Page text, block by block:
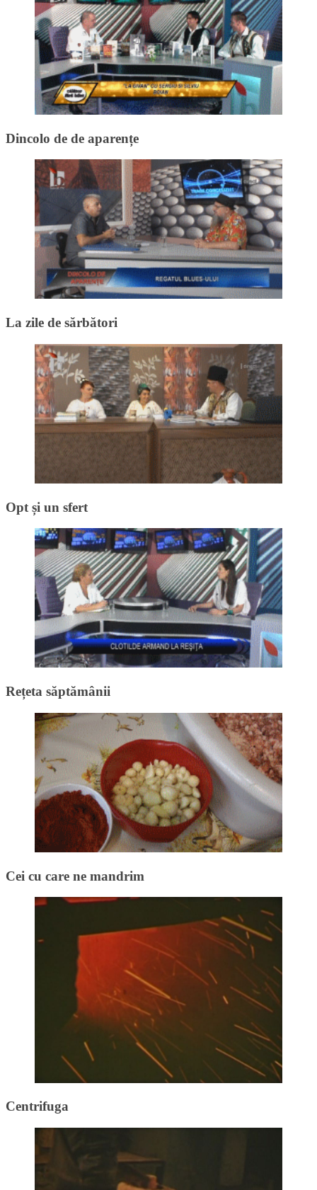
Dincolo de de aparențe
La zile de sărbători
Opt și un sfert
Rețeta săptămânii
Cei cu care ne mandrim
Centrifuga